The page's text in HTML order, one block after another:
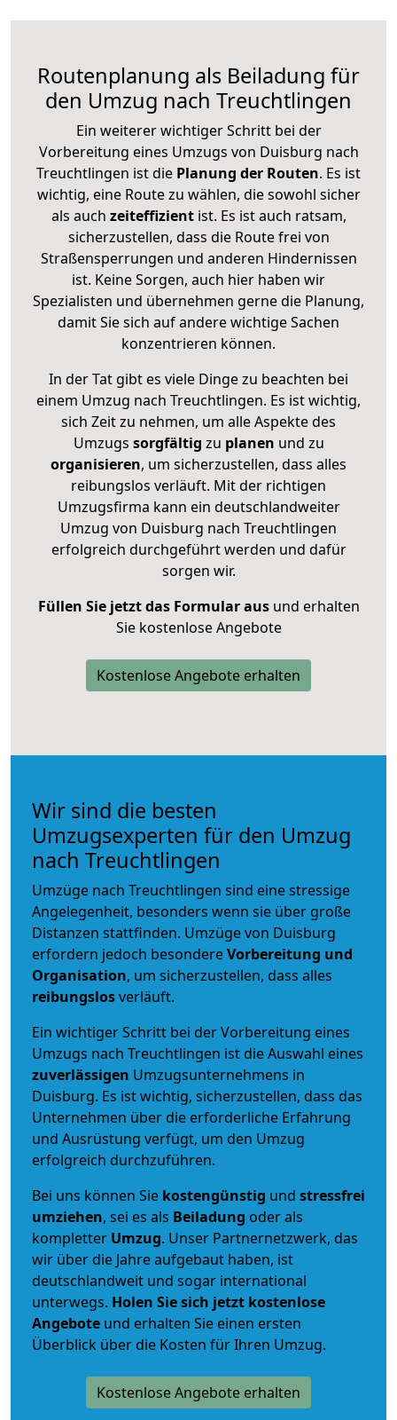
Routenplanung als Beiladung für
den Umzug nach Treuchtlingen
Ein weiterer wichtiger Schritt bei der
Vorbereitung eines Umzugs von Duisburg nach
Treuchtlingen ist die Planung der Routen. Es ist
wichtig, eine Route zu wählen, die sowohl sicher
als auch zeiteffizientist. Es ist auch ratsam,
sicherzustellen, dass die Route frei von
Straßensperrungen und anderen Hindernissen
ist. Keine Sorgen, auch hier haben wir
Spezialisten und übernehmen gerne die Planung,
damit Sie sich auf andere wichtige Sachen
konzentrieren können.
In der Tat gibt es viele Dinge zu beachten bei
einem Umzug nach Treuchtlingen. Es ist wichtig,
sich Zeit zu nehmen, um alle Aspekte des
Umzugs sorgfältig zu planen und zu
organisieren, um sicherzustellen, dass alles
reibungslos verläuft. Mit der richtigen
Umzugsfirma kann ein deutschlandweiter
Umzug von Duisburg nach Treuchtlingen
erfolgreich durchgeführt werden und dafür
sorgen wir.
Füllen Sie jetzt das Formular ausund erhalten
Sie kostenlose Angebote
Kostenlose Angebote erhalten
Wir sind die besten
Umzugsexperten für den Umzug
nach Treuchtlingen
Umzüge nach Treuchtlingen sind eine stressige
Angelegenheit, besonders wenn sie über große
Distanzen stattfinden. Umzüge von Duisburg
erfordern jedoch besondereVorbereitung und
Organisation, um sicherzustellen, dass alles
reibungslosverläuft.
Ein wichtiger Schritt bei der Vorbereitung eines
Umzugs nach Treuchtlingen ist die Auswahl eines
zuverlässigen Umzugsunternehmens in
Duisburg. Es ist wichtig, sicherzustellen, dass das
Unternehmen über die erforderliche Erfahrung
und Ausrüstung verfügt, um den Umzug
erfolgreich durchzuführen.
Bei uns können Sie kostengünstig und stressfrei
umziehen, sei es als Beiladung oder als
kompletter Umzug. Unser Partnernetzwerk, das
wir über die Jahre aufgebaut haben, ist
deutschlandweit und sogar international
unterwegs. Holen Sie sich jetzt kostenlose
Angebote und erhalten Sie einen ersten
Überblick über die Kosten für Ihren Umzug.
Kostenlose Angebote erhalten